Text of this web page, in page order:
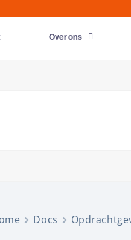
Over ons
Docs